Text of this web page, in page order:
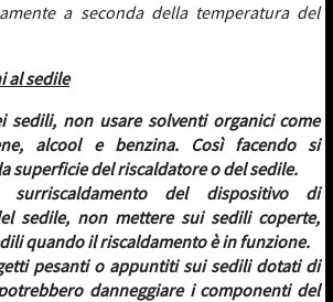
a seconda della temperatura del
al sedile
sedili, non usare solventi organici come
alcool e benzina. Così facendo si
superficie del riscaldatore o del sedile.
del dispositivo di
sedile, non mettere sui sedili coperte,
quando il riscaldamento è in funzione.
pesanti o appuntiti sui sedili dotati di
danneggiare i componenti del